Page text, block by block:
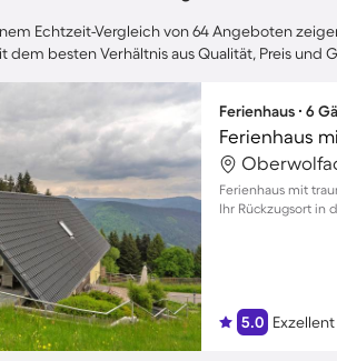
Echtzeit-Vergleich von 64 Angeboten
dem besten Verhältnis aus Qualität, Preis und
Ferienhaus ∙ 6
Ferienhaus
Ferienhaus mit
Ihr Rückzugsort in
5.0 Exzellent